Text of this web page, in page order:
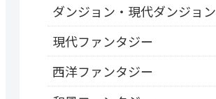
ダンジョン・現代ダンジョン
現代ファンタジー
西洋ファンタジー